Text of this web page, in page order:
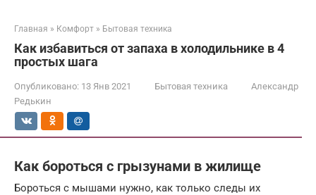
Главная » Комфорт » Бытовая техника
Как избавиться от запаха в холодильнике в 4
простых шага
Опубликовано: 13 Янв 2021 Бытовая техника
Александр
Редькин
Как бороться с грызунами в жилище
Бороться с мышами нужно, как только следы их